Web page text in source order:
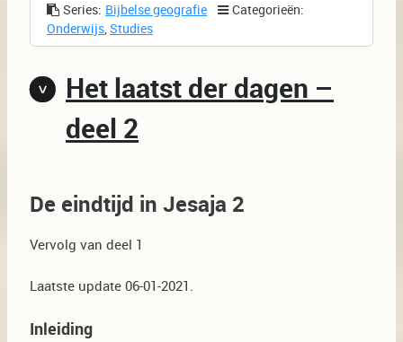
Series: Bijbelse geografie
Categorieën:
Onderwijs,Studies
Het laatst der dagen –
deel 2
De eindtijd in Jesaja 2
Vervolg van deel 1
Laatste update 06-01-2021.
Inleiding